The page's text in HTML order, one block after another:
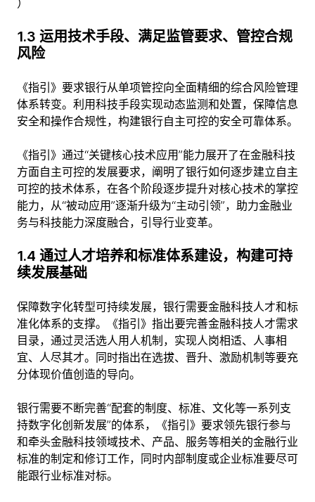
）
1.3 运用技术手段、满足监管要求、管控合规
风险
《指引》要求银行从单项管控向全面精细的综合风险管理
体系转变。利用科技手段实现动态监测和处置，保障信息
安全和操作合规性，构建银行自主可控的安全可靠体系。
《指引》通过“关键核心技术应用”能力展开了在金融科技
方面自主可控的发展要求，阐明了银行如何逐步建立自主
可控的技术体系，在各个阶段逐步提升对核心技术的掌控
能力，从“被动应用”逐渐升级为“主动引领”，助力金融业
务与科技能力深度融合，引导行业变革。
1.4 通过人才培养和标准体系建设，构建可持
续发展基础
保障数字化转型可持续发展，银行需要金融科技人才和标
准化体系的支撑。《指引》指出要完善金融科技人才需求
目录，通过灵活选人用人机制，实现人岗相适、人事相
宜、人尽其才。同时指出在选拔、晋升、激励机制等要充
分体现价值创造的导向。
银行需要不断完善“配套的制度、标准、文化等一系列支
持数字化创新发展”的体系，《指引》要求领先银行参与
和牵头金融科技领域技术、产品、服务等相关的金融行业
标准的制定和修订工作，同时内部制度或企业标准要尽可
能跟行业标准对标。